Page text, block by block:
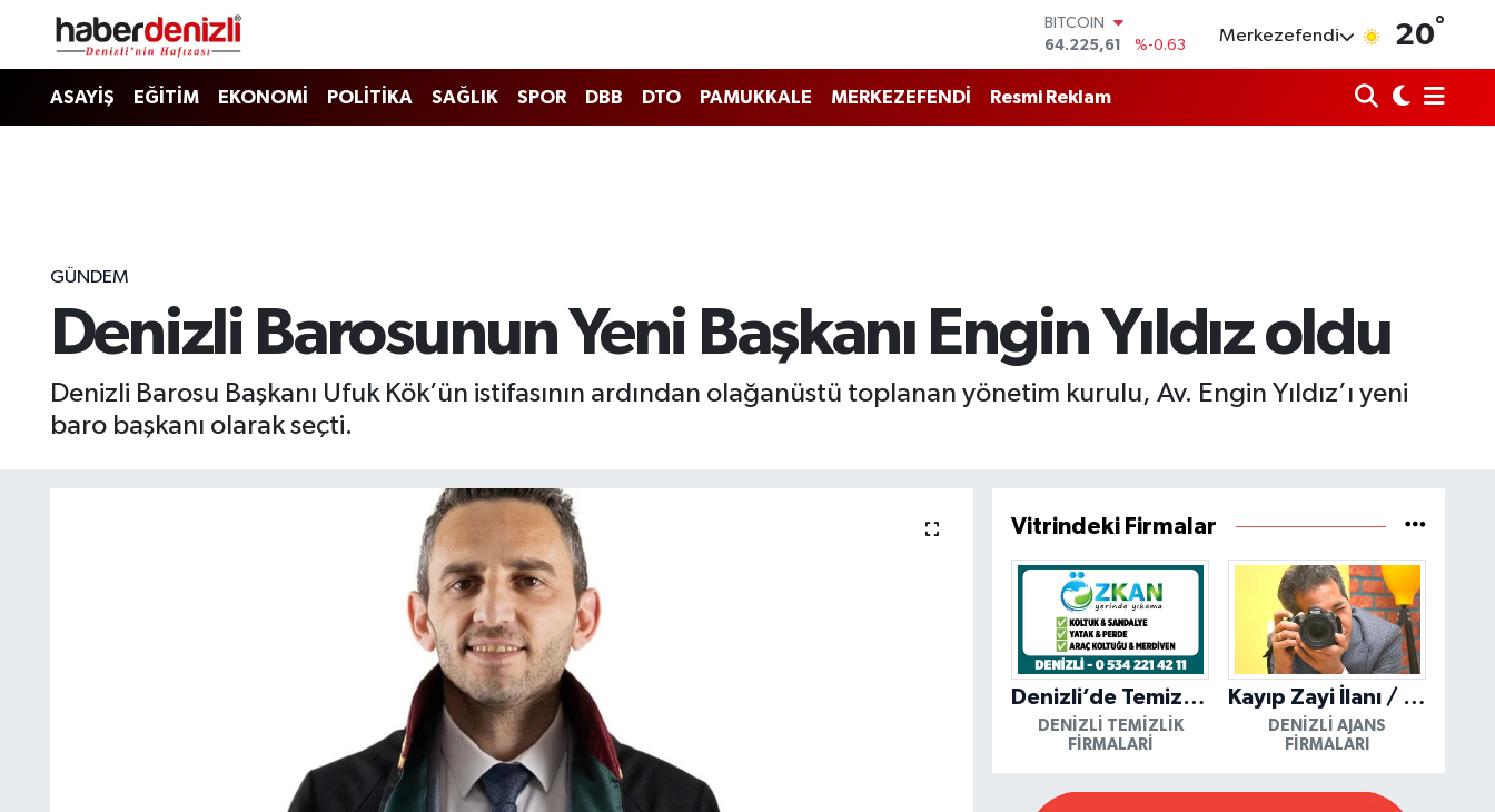
64.225,61
DOLAR
55,0317
STERLİN
Merkezefendi 20°
ASAYİŞ EĞİTİM EKONOMİ POLİTİKA SAĞLIK SPOR DBB DTO PAMUKKALE MERKEZEFENDİ Resmi Reklam
GÜNDEM
Denizli Barosunun Yeni Başkanı Engin Yıldız oldu
Denizli Barosu Başkanı Ufuk Kök’ün istifasının ardından olağanüstü toplanan yönetim kurulu, Av. Engin Yıldız’ı yeni
baro başkanı olarak seçti.
Vitrindeki Firmalar
Denizli’de Temizliğin Güvenilir Adresi: Özkan Yerinde Yıkama
DENIZLI TEMIZLIK
FIRMALARI
Kayıp Zayi İlanı / Mutlu Ajans / Denizli
DENIZLI AJANS
FIRMALARI
Denizli Nöbetçi Eczaneler
Tüm Manşetler
Haber Arşivi